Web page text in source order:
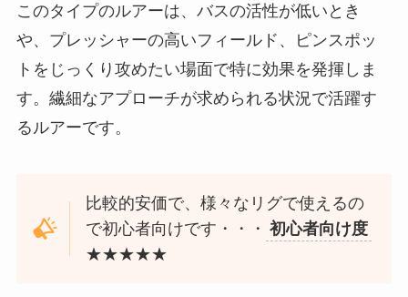
このタイプのルアーは、バスの活性が低いとき
や、プレッシャーの高いフィールド、ピンスポッ
トをじっくり攻めたい場面で特に効果を発揮しま
す。繊細なアプローチが求められる状況で活躍す
るルアーです。
比較的安価で、様々なリグで使えるの
で初心者向けです・・・ 初心者向け度
★★★★★